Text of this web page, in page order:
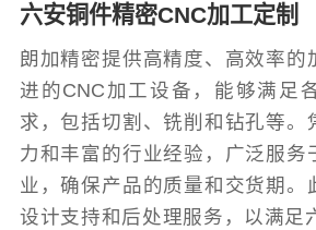
六安铜件精密CNC加工定制
朗加精密提供高精度、高效率的
进的CNC加工设备，能够满足
求，包括切割、铣削和钻孔等。
力和丰富的行业经验，广泛服务
业，确保产品的质量和交货期。
设计支持和后处理服务，以满足